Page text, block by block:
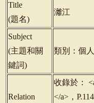
Title
(題名)
灕江
Subject
(主題和關
鍵詞)
類別：個
Relation
收錄於：
</a>，